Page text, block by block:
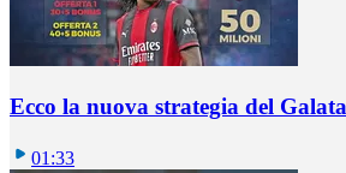
Ecco la nuova strategia del
01:33